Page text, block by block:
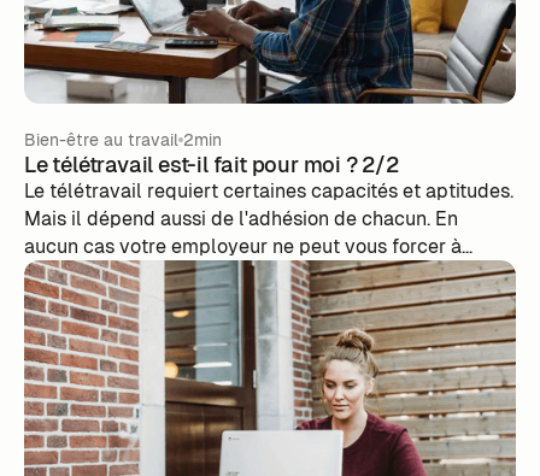
Bien-être au travail 2min
Le télétravail est-il fait pour moi ? 2/2
Le télétravail requiert certaines capacités et aptitudes.
Mais il dépend aussi de l'adhésion de chacun. En
aucun cas votre employeur ne peut vous forcer à
télétravailler, à moins que cela ait été inscrit sur votre
contrat de travail, et sauf circonstances
exceptionnelles.